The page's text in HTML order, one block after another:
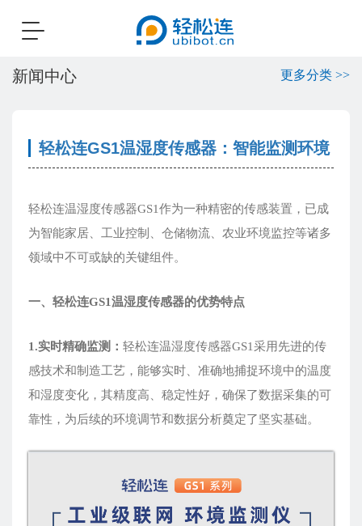
Toggle
新闻中心 更多分类 >>
轻松连GS1温湿度传感器：智能监测环境
轻松连温湿度传感器GS1作为一种精密的传感装置，已成
为智能家居、工业控制、仓储物流、农业环境监控等诸多
领域中不可或缺的关键组件。
一、 轻松连GS1温湿度传感器的优势特点
1.实时精确监测： 轻松连温湿度传感器GS1采用先进的传
感技术和制造工艺，能够实时、准确地捕捉环境中的温度
和湿度变化，其精度高、稳定性好，确保了数据采集的可
靠性，为后续的环境调节和数据分析奠定了坚实基础。